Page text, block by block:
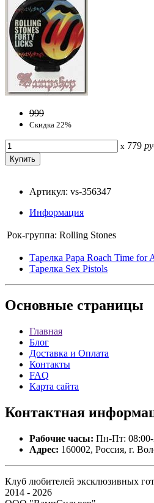
999
Скидка 22%
x 779
Артикул: vs-356347
Информация
Рок-группа: Rolling Stones
Тарелка Papa Roach Time for
Тарелка Sex Pistols
Основные страницы
Главная
Блог
Доставка и Оплата
Контакты
FAQ
Карта сайта
Контактная
Рабочие часы: Пн-Пт: 08:00-
Адрес: 160002, Россия, г.
Клуб любителей эксклюзивных
2014 - 2026